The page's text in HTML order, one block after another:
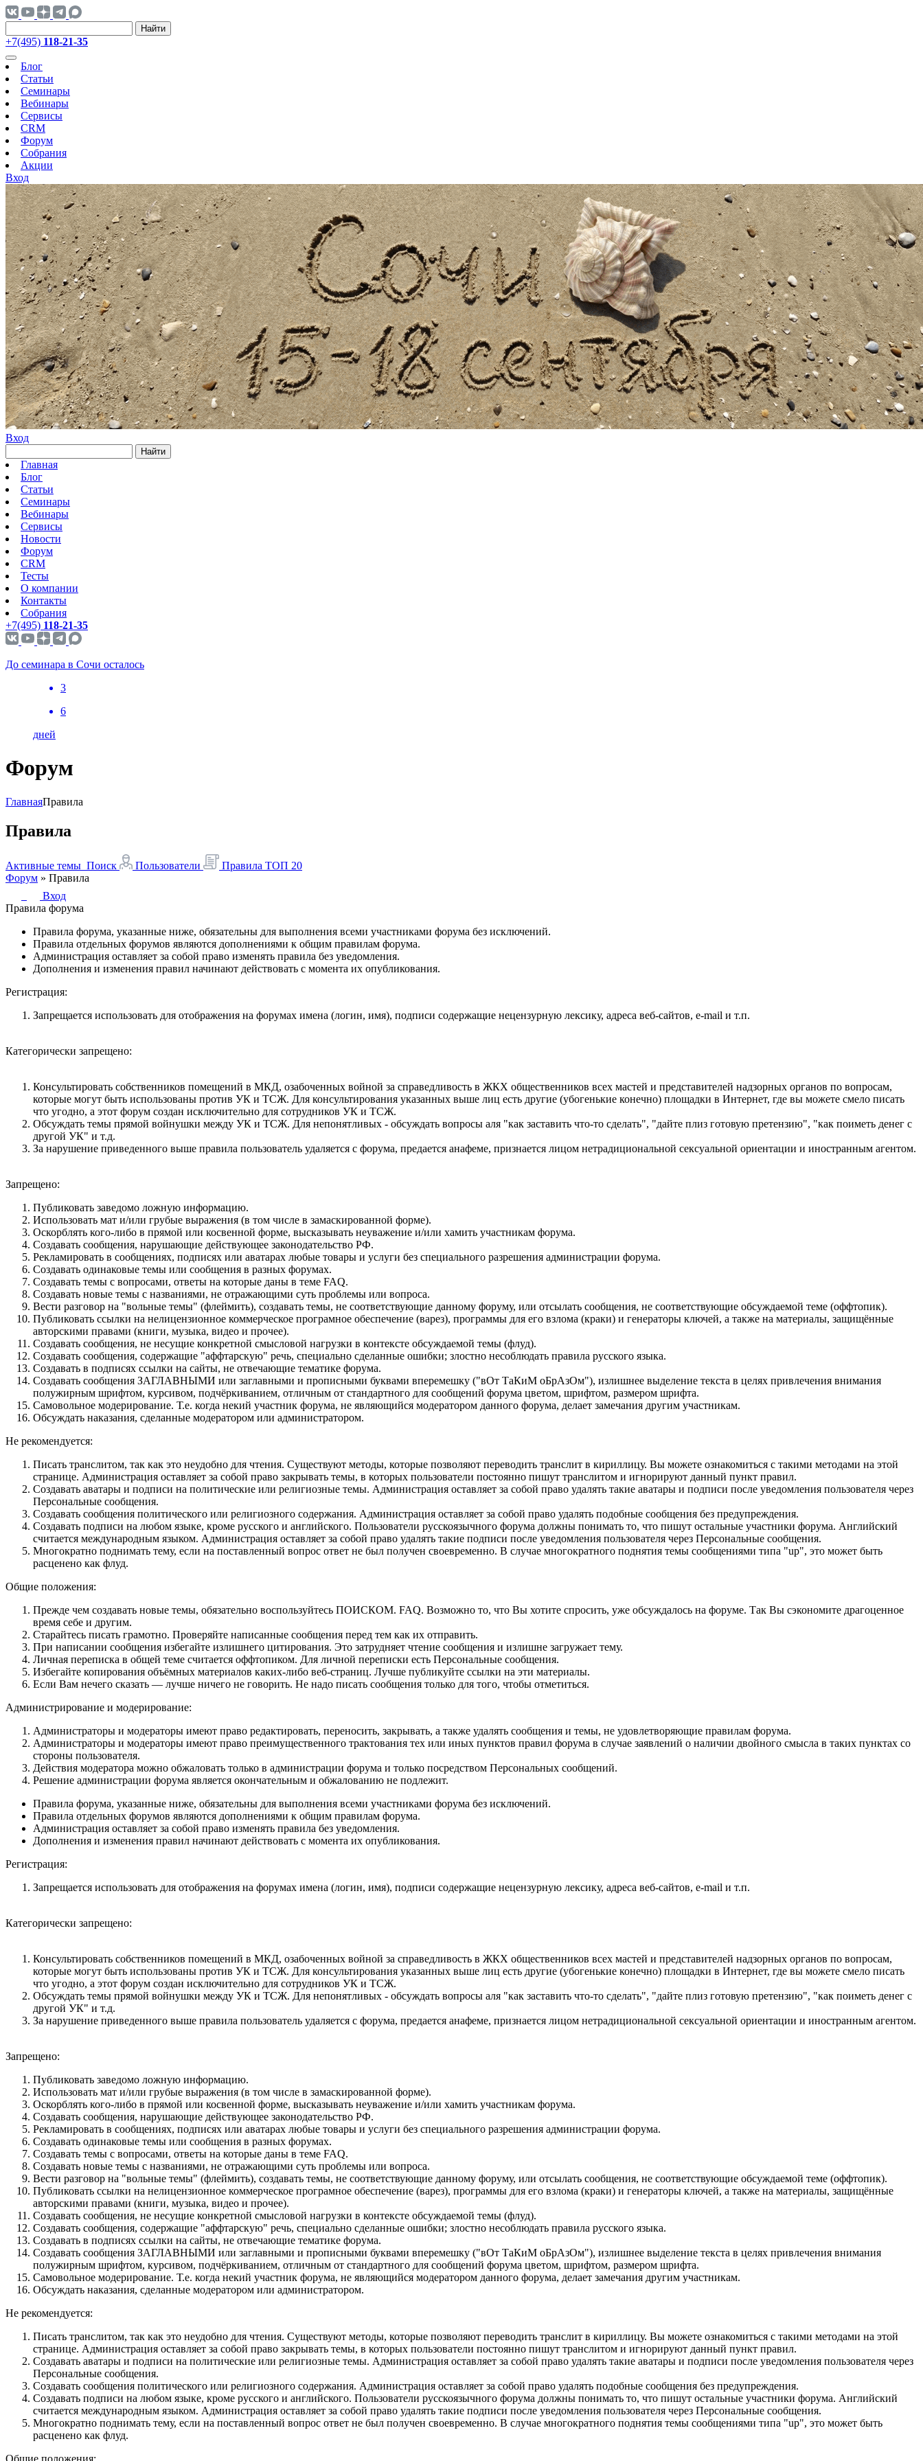
Найти
+7(495) 118-21-35
Блог
Статьи
Семинары
Вебинары
Сервисы
CRM
Форум
Собрания
Акции
Вход
Вход
Найти
Главная
Блог
Статьи
Семинары
Вебинары
Сервисы
Новости
Форум
CRM
Тесты
О компании
Контакты
Собрания
+7(495) 118-21-35
До семинара в Сочи осталось
3
6
дней
Форум
ГлавнаяПравила
Правила
Активные темы Поиск Пользователи Правила ТОП 20
Форум » Правила
Вход
Правила форума
Правила форума, указанные ниже, обязательны для выполнения всеми участниками форума без исключений.
Правила отдельных форумов являются дополнениями к общим правилам форума.
Администрация оставляет за собой право изменять правила без уведомления.
Дополнения и изменения правил начинают действовать с момента их опубликования.
Регистрация:
Запрещается использовать для отображения на форумах имена (логин, имя), подписи содержащие нецензурную лексику, адреса веб-сайтов, e-mail и т.п.
Категорически запрещено:
Консультировать собственников помещений в МКД, озабоченных войной за справедливость в ЖКХ общественников всех мастей и представителей надзорных органов по вопросам,
которые могут быть использованы против УК и ТСЖ. Для консультирования указанных выше лиц есть другие (убогенькие конечно) площадки в Интернет, где вы можете смело писать
что угодно, а этот форум создан исключительно для сотрудников УК и ТСЖ.
Обсуждать темы прямой войнушки между УК и ТСЖ. Для непонятливых - обсуждать вопросы аля "как заставить что-то сделать", "дайте плиз готовую претензию", "как поиметь денег с
другой УК" и т.д.
За нарушение приведенного выше правила пользователь удаляется с форума, предается анафеме, признается лицом нетрадициональной сексуальной ориентации и иностранным агентом.
Запрещено:
Публиковать заведомо ложнyю инфоpмацию.
Использовать мат и/или грубые выражения (в том числе в замаскированной форме).
Оскорблять кого-либо в прямой или косвенной форме, высказывать неуважение и/или хамить участникам форума.
Создавать сообщения, наpyшающие действyющее законодательство РФ.
Рекламировать в сообщениях, подписях или аватарах любые товары и услуги без специального разрешения администрации форума.
Создавать одинаковые темы или сообщения в разных форумах.
Создавать темы с вопросами, ответы на которые даны в теме FAQ.
Создавать новые темы с названиями, не отражающими суть проблемы или вопроса.
Вести разговор на "вольные темы" (флеймить), создавать темы, не соответствующие данному форуму, или отсылать сообщения, не соответствующие обсуждаемой теме (оффтопик).
Публиковать ссылки на нелицензионное коммерческое програмное обеспечение (варез), программы для его взлома (краки) и генераторы ключей, а также на материалы, защищённые
авторскими правами (книги, музыка, видео и прочее).
Создавать сообщения, не несущие конкретной смысловой нагрузки в контексте обсуждаемой темы (флуд).
Создавать сообщения, содержащие "аффтарскую" речь, специально сделанные ошибки; злостно несоблюдать правила русского языка.
Создавать в подписях ссылки на сайты, не отвечающие тематике форума.
Cоздавать сообщения ЗАГЛАВНЫМИ или заглавными и прописными буквами вперемешку ("вОт ТаКиМ оБрАзОм"), излишнее выделение текста в целях привлечения внимания
полужирным шрифтом, курсивом, подчёркиванием, отличным от стандартного для сообщений форума цветом, шрифтом, размером шрифта.
Самовольное модерирование. Т.е. когда некий участник форума, не являющийся модератором данного форума, делает замечания другим участникам.
Обсуждать наказания, сделанные модератором или администратором.
Не рекомендуется:
Писать транслитом, так как это неудобно для чтения. Существуют методы, которые позволяют переводить транслит в кириллицу. Вы можете ознакомиться с такими методами на этой
странице. Администрация оставляет за собой право закрывать темы, в которых пользователи постоянно пишут транслитом и игнорируют данный пункт правил.
Создавать аватары и подписи на политические или религиозные темы. Администрация оставляет за собой право удалять такие аватары и подписи после уведомления пользователя через
Персональные сообщения.
Создавать сообщения политического или религиозного содержания. Администрация оставляет за собой право удалять подобные сообщения без предупреждения.
Создавать подписи на любом языке, кроме русского и английского. Пользователи русскоязычного форума должны понимать то, что пишут остальные участники форума. Английский
считается международным языком. Администрация оставляет за собой право удалять такие подписи после уведомления пользователя через Персональные сообщения.
Многократно поднимать тему, если на поставленный вопрос ответ не был получен своевременно. В случае многократного поднятия темы сообщениями типа "up", это может быть
расценено как флуд.
Общие положения:
Прежде чем создавать новые темы, обязательно воспользуйтесь ПОИСКОМ. FAQ. Возможно то, что Вы хотите спросить, уже обсуждалось на форуме. Так Вы сэкономите драгоценное
время себе и другим.
Старайтесь писать грамотно. Проверяйте написанные сообщения перед тем как их отправить.
При написании сообщения избегайте излишнего цитирования. Это затрудняет чтение сообщения и излишне загружает тему.
Личная переписка в общей теме считается оффтопиком. Для личной переписки есть Персональные сообщения.
Избегайте копирования объёмных материалов каких-либо веб-страниц. Лучше публикуйте ссылки на эти материалы.
Если Вам нечего сказать — лучше ничего не говорить. Не надо писать сообщения только для того, чтобы отметиться.
Администрирование и модерирование:
Администраторы и модераторы имеют право редактировать, переносить, закрывать, а также удалять сообщения и темы, не удовлетворяющие правилам форума.
Администраторы и модераторы имеют право преимущественного трактования тех или иных пунктов правил форума в случае заявлений о наличии двойного смысла в таких пунктах со
стороны пользователя.
Действия модератора можно обжаловать только в администрации форума и только посредством Персональных сообщений.
Решение администрации форума является окончательным и обжалованию не подлежит.
Правила форума, указанные ниже, обязательны для выполнения всеми участниками форума без исключений.
Правила отдельных форумов являются дополнениями к общим правилам форума.
Администрация оставляет за собой право изменять правила без уведомления.
Дополнения и изменения правил начинают действовать с момента их опубликования.
Регистрация:
Запрещается использовать для отображения на форумах имена (логин, имя), подписи содержащие нецензурную лексику, адреса веб-сайтов, e-mail и т.п.
Категорически запрещено:
Консультировать собственников помещений в МКД, озабоченных войной за справедливость в ЖКХ общественников всех мастей и представителей надзорных органов по вопросам,
которые могут быть использованы против УК и ТСЖ. Для консультирования указанных выше лиц есть другие (убогенькие конечно) площадки в Интернет, где вы можете смело писать
что угодно, а этот форум создан исключительно для сотрудников УК и ТСЖ.
Обсуждать темы прямой войнушки между УК и ТСЖ. Для непонятливых - обсуждать вопросы аля "как заставить что-то сделать", "дайте плиз готовую претензию", "как поиметь денег с
другой УК" и т.д.
За нарушение приведенного выше правила пользователь удаляется с форума, предается анафеме, признается лицом нетрадициональной сексуальной ориентации и иностранным агентом.
Запрещено:
Публиковать заведомо ложнyю инфоpмацию.
Использовать мат и/или грубые выражения (в том числе в замаскированной форме).
Оскорблять кого-либо в прямой или косвенной форме, высказывать неуважение и/или хамить участникам форума.
Создавать сообщения, наpyшающие действyющее законодательство РФ.
Рекламировать в сообщениях, подписях или аватарах любые товары и услуги без специального разрешения администрации форума.
Создавать одинаковые темы или сообщения в разных форумах.
Создавать темы с вопросами, ответы на которые даны в теме FAQ.
Создавать новые темы с названиями, не отражающими суть проблемы или вопроса.
Вести разговор на "вольные темы" (флеймить), создавать темы, не соответствующие данному форуму, или отсылать сообщения, не соответствующие обсуждаемой теме (оффтопик).
Публиковать ссылки на нелицензионное коммерческое програмное обеспечение (варез), программы для его взлома (краки) и генераторы ключей, а также на материалы, защищённые
авторскими правами (книги, музыка, видео и прочее).
Создавать сообщения, не несущие конкретной смысловой нагрузки в контексте обсуждаемой темы (флуд).
Создавать сообщения, содержащие "аффтарскую" речь, специально сделанные ошибки; злостно несоблюдать правила русского языка.
Создавать в подписях ссылки на сайты, не отвечающие тематике форума.
Cоздавать сообщения ЗАГЛАВНЫМИ или заглавными и прописными буквами вперемешку ("вОт ТаКиМ оБрАзОм"), излишнее выделение текста в целях привлечения внимания
полужирным шрифтом, курсивом, подчёркиванием, отличным от стандартного для сообщений форума цветом, шрифтом, размером шрифта.
Самовольное модерирование. Т.е. когда некий участник форума, не являющийся модератором данного форума, делает замечания другим участникам.
Обсуждать наказания, сделанные модератором или администратором.
Не рекомендуется:
Писать транслитом, так как это неудобно для чтения. Существуют методы, которые позволяют переводить транслит в кириллицу. Вы можете ознакомиться с такими методами на этой
странице. Администрация оставляет за собой право закрывать темы, в которых пользователи постоянно пишут транслитом и игнорируют данный пункт правил.
Создавать аватары и подписи на политические или религиозные темы. Администрация оставляет за собой право удалять такие аватары и подписи после уведомления пользователя через
Персональные сообщения.
Создавать сообщения политического или религиозного содержания. Администрация оставляет за собой право удалять подобные сообщения без предупреждения.
Создавать подписи на любом языке, кроме русского и английского. Пользователи русскоязычного форума должны понимать то, что пишут остальные участники форума. Английский
считается международным языком. Администрация оставляет за собой право удалять такие подписи после уведомления пользователя через Персональные сообщения.
Многократно поднимать тему, если на поставленный вопрос ответ не был получен своевременно. В случае многократного поднятия темы сообщениями типа "up", это может быть
расценено как флуд.
Общие положения: